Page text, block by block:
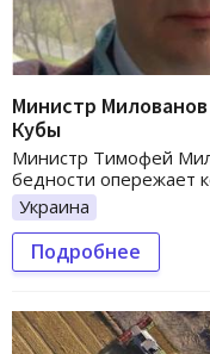
Министр
Кубы
Министр Тимофей
бедности опережает
Украина
Подробнее